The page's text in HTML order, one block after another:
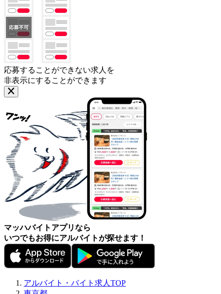
応募することができない求人を
非表示にすることができます
マッハバイトアプリなら
いつでもお得にアルバイトが探せます！
アルバイト・バイト求人TOP